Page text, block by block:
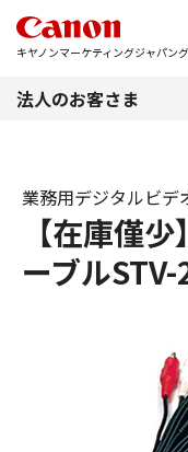
キヤノンマーケティングジャパン
法人のお客さま
【在庫僅
ーブル
業務用デジタルビデ